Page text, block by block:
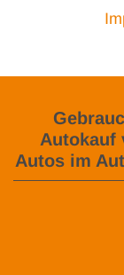
Autokauf
Autos im